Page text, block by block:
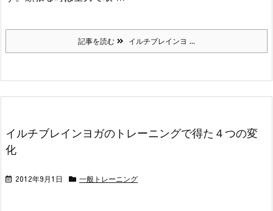
記事を読む イルチブレインヨ ...
イルチブレインヨガのトレーニングで得た４つの変
化
2012年9月1日 一般トレーニング